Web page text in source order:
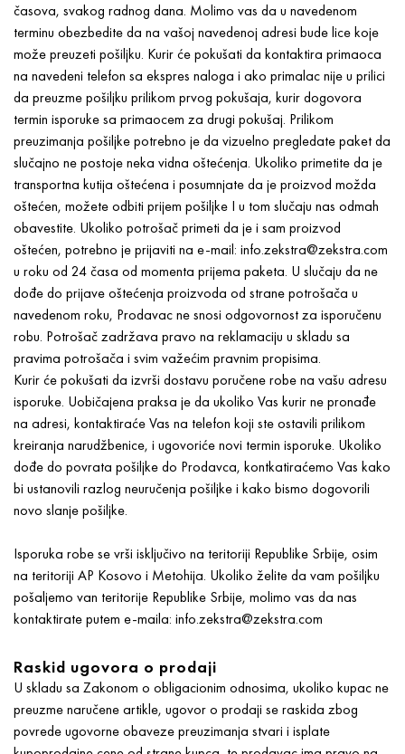
časova, svakog radnog dana. Molimo vas da u navedenom
terminu obezbedite da na vašoj navedenoj adresi bude lice koje
može preuzeti pošiljku. Kurir će pokušati da kontaktira primaoca
na navedeni telefon sa ekspres naloga i ako primalac nije u prilici
da preuzme pošiljku prilikom prvog pokušaja, kurir dogovora
termin isporuke sa primaocem za drugi pokušaj. Prilikom
preuzimanja pošiljke potrebno je da vizuelno pregledate paket da
slučajno ne postoje neka vidna oštećenja. Ukoliko primetite da je
transportna kutija oštećena i posumnjate da je proizvod možda
oštećen, možete odbiti prijem pošiljke I u tom slučaju nas odmah
obavestite. Ukoliko potrošač primeti da je i sam proizvod
oštećen, potrebno je prijaviti na e-mail: info.zekstra@zekstra.com
u roku od 24 časa od momenta prijema paketa. U slučaju da ne
dođe do prijave oštećenja proizvoda od strane potrošača u
navedenom roku, Prodavac ne snosi odgovornost za isporučenu
robu. Potrošač zadržava pravo na reklamaciju u skladu sa
pravima potrošača i svim važećim pravnim propisima.
Kurir će pokušati da izvrši dostavu poručene robe na vašu adresu
isporuke. Uobičajena praksa je da ukoliko Vas kurir ne pronađe
na adresi, kontaktiraće Vas na telefon koji ste ostavili prilikom
kreiranja narudžbenice, i ugovoriće novi termin isporuke. Ukoliko
dođe do povrata pošiljke do Prodavca, kontkatiraćemo Vas kako
bi ustanovili razlog neuručenja pošiljke i kako bismo dogovorili
novo slanje pošiljke.
Isporuka robe se vrši isključivo na teritoriji Republike Srbije, osim
na teritoriji AP Kosovo i Metohija. Ukoliko želite da vam pošiljku
pošaljemo van teritorije Republike Srbije, molimo vas da nas
kontaktirate putem e-maila: info.zekstra@zekstra.com
Raskid ugovora o prodaji
U skladu sa Zakonom o obligacionim odnosima, ukoliko kupac ne
preuzme naručene artikle, ugovor o prodaji se raskida zbog
povrede ugovorne obaveze preuzimanja stvari i isplate